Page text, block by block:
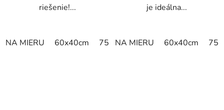
riešenie!...
NA MIERU 60x40cm 75x60cm 85x60cm 85x75cm
je ideálna...
NA MIERU 60x40cm